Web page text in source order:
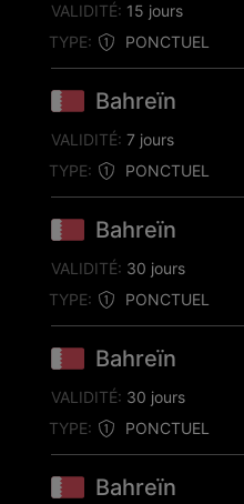
TYPE: PONCTUEL
VALIDITÉ: 15 jours
Bahreïn
TYPE: PONCTUEL
VALIDITÉ: 7 jours
Bahreïn
TYPE: PONCTUEL
VALIDITÉ: 30 jours
Bahreïn
TYPE: PONCTUEL
VALIDITÉ: 30 jours
Bahreïn